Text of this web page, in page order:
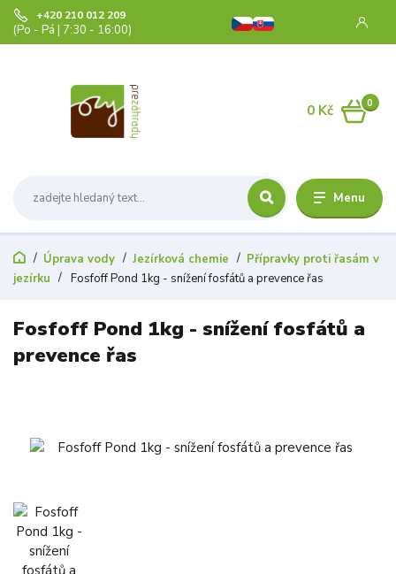
Menu
+420 210 012 209
(Po - Pá | 7:30 - 16:00)
0
0 Kč
Úprava vody Jezírková chemie
Přípravky proti řasám v
jezírku
Fosfoff Pond 1kg - snížení fosfátů a prevence řas
Fosfoff Pond 1kg - snížení fosfátů a
prevence řas